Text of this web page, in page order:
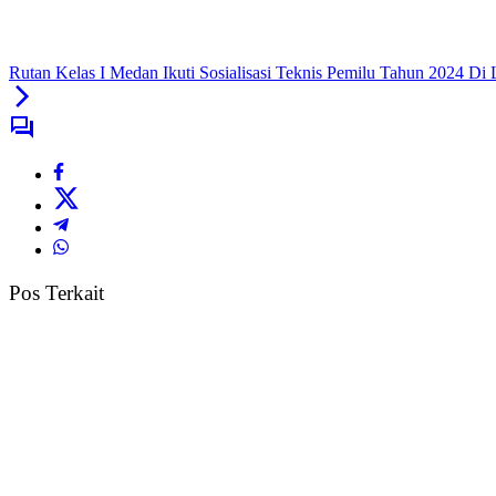
Rutan Kelas I Medan Ikuti Sosialisasi Teknis Pemilu Tahun 2024 Di
Pos Terkait